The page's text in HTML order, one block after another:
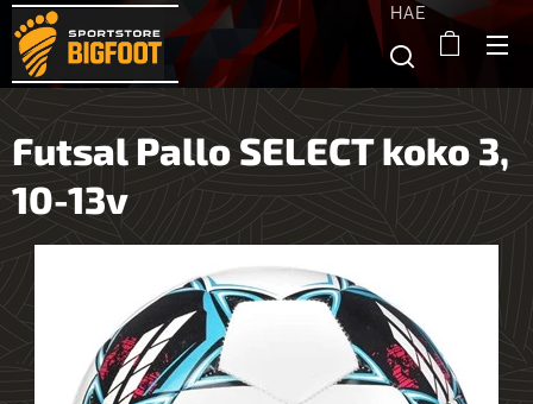
HAE
Futsal Pallo SELECT koko 3,
10-13v